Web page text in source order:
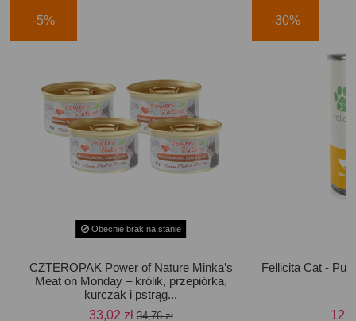
-5%
Obecnie brak na stanie
CZTEROPAK Power of Nature Minka’s
Meat on Monday – królik, przepiórka,
kurczak i pstrąg...
33,02 zł34,76 zł
-30%
Fellicita Cat -